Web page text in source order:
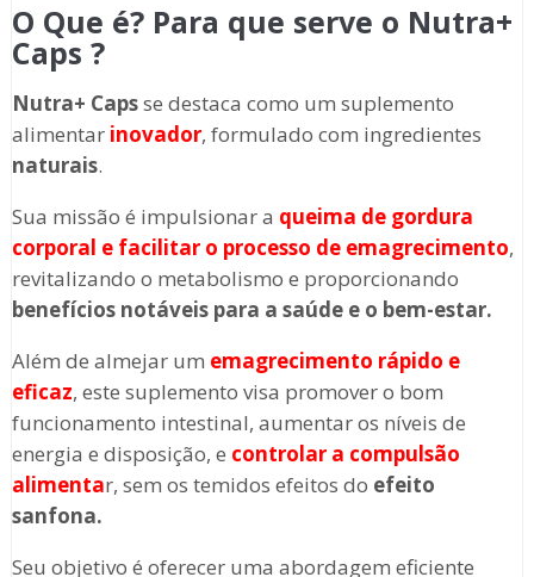
O Que é? Para que serve o Nutra+
Caps ?
Nutra+ Capsse destaca como um suplemento
alimentar inovador, formulado com ingredientes
naturais.
Sua missão é impulsionar a queima de gordura
corporal e facilitar o processo de emagrecimento,
revitalizando o metabolismo e proporcionando
benefícios notáveis para a saúde e o bem-estar.
Além de almejar um emagrecimento rápido e
eficaz, este suplemento visa promover o bom
funcionamento intestinal, aumentar os níveis de
energia e disposição, e controlar a compulsão
alimentar, sem os temidos efeitos do efeito
sanfona.
Seu objetivo é oferecer uma abordagem eficiente